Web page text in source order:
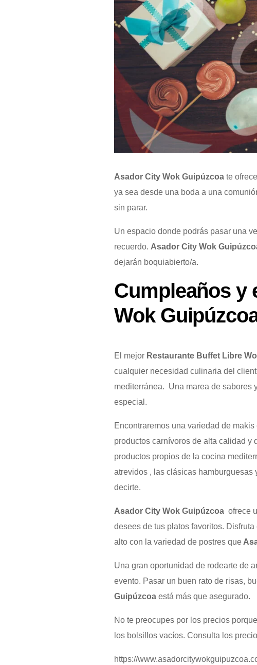
Asador City Wok Guipúzcoa te
ya sea desde una boda a una
sin parar.
Un espacio donde podrás pasar una
recuerdo. Asador City Wok
dejarán boquiabierto/a.
Cumpleaños y
Wok
El mejor Restaurante Buffet Libre
cualquier necesidad culinaria del
mediterránea. Una marea de sabores
especial.
Encontraremos una variedad de
productos carnívoros de alta calidad y
productos propios de la cocina
atrevidos , las clásicas
decirte.
Asador City Wok Guipúzcoa ofrece
desees de tus platos favoritos.
alto con la variedad de postres que
Una gran oportunidad de rodearte de
evento. Pasar un buen rato de risas,
Guipúzcoa está más que asegurado.
No te preocupes por los precios porque
los bolsillos vacíos. Consulta los
https://